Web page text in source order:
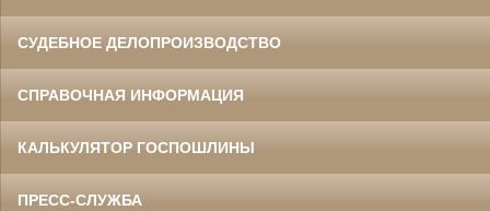
Данилов Василий Степанович
Председатель Белгородского
в период с 1960 по 1973 гг.
СУДЕБНОЕ ДЕЛОПРОИЗВОДСТВО
СПРАВОЧНАЯ ИНФОРМАЦИЯ
КАЛЬКУЛЯТОР ГОСПОШЛИНЫ
ПРЕСС-СЛУЖБА